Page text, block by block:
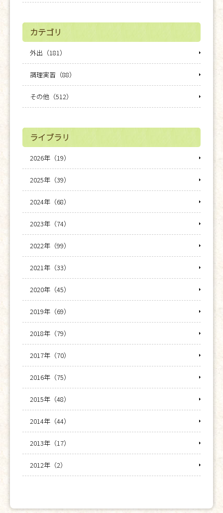
カテゴリ
外出（181）
調理実習（88）
その他（512）
ライブラリ
2026年（19）
2025年（39）
2024年（68）
2023年（74）
2022年（99）
2021年（33）
2020年（45）
2019年（69）
2018年（79）
2017年（70）
2016年（75）
2015年（48）
2014年（44）
2013年（17）
2012年（2）